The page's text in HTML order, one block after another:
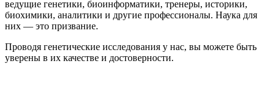
ведущие генетики, биоинформатики, тренеры, историки,
биохимики, аналитики и другие профессионалы. Наука для
них — это призвание.
Проводя генетические исследования у нас, вы можете быть
уверены в их качестве и достоверности.